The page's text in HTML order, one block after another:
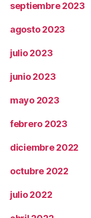
septiembre 2023
agosto 2023
julio 2023
junio 2023
mayo 2023
febrero 2023
diciembre 2022
octubre 2022
julio 2022